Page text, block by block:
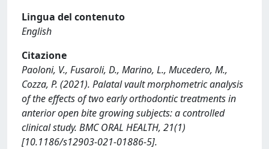
Lingua del contenuto
English
Citazione
Paoloni, V., Fusaroli, D., Marino, L., Mucedero, M.,
Cozza, P. (2021). Palatal vault morphometric analysis
of the effects of two early orthodontic treatments in
anterior open bite growing subjects: a controlled
clinical study. BMC ORAL HEALTH, 21(1)
[10.1186/s12903-021-01886-5].